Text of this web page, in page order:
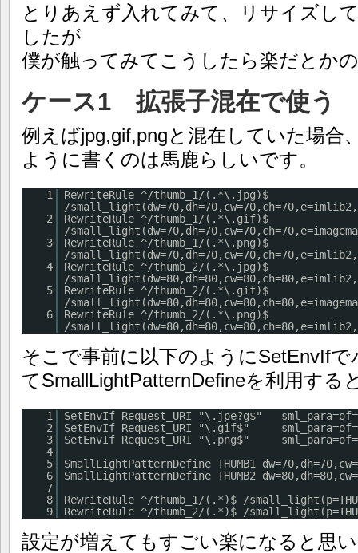
とりあえず入れてみて、リサイズし
したが
僕が触ってみてこうしたら楽だとか
ケース1 拡張子混在で使う
例えばjpg,gif,pngと混在していた場合
ように書くのは馬鹿らしいです。
1
RewriteRule ^/thumb_1/(.*\.jpg)$
/
2
RewriteRule ^/thumb_1/(.*\.gif)$
/
3
RewriteRule ^/thumb_1/(.*\.png)$
/
4
RewriteRule ^/thumb_2/(.*\.jpg)$
/
5
RewriteRule ^/thumb_2/(.*\.gif)$
/
6
RewriteRule ^/thumb_2/(.*\.png)$
/
そこで事前に以下のようにSetEnvIf
てSmallLightPatternDefineを利用する
1
SetEnvIf Request_URI "\.jpe?g$"
2
SetEnvIf Request_URI "\.gif$"
3
SetEnvIf Request_URI "\.png$"
4
5
SmallLightPatternDefine THUMB1
6
SmallLightPatternDefine THUMB2
7
8
RewriteRule ^/thumb_1/(.*)$ /
9
RewriteRule ^/thumb_2/(.*)$ /
設定が増えてもすごい楽になると思